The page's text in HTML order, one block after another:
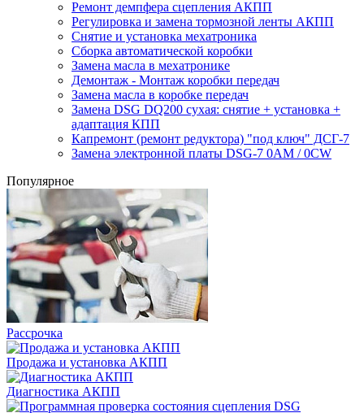
Ремонт демпфера сцепления АКПП
Регулировка и замена тормозной ленты АКПП
Снятие и установка мехатроника
Сборка автоматической коробки
Замена масла в мехатронике
Демонтаж - Монтаж коробки передач
Замена масла в коробке передач
Замена DSG DQ200 сухая: снятие + установка +
адаптация КПП
Капремонт (ремонт редуктора) "под ключ" ДСГ-7
Замена электронной платы DSG-7 0AM / 0CW
Популярное
Рассрочка
Продажа и установка АКПП
Диагностика АКПП